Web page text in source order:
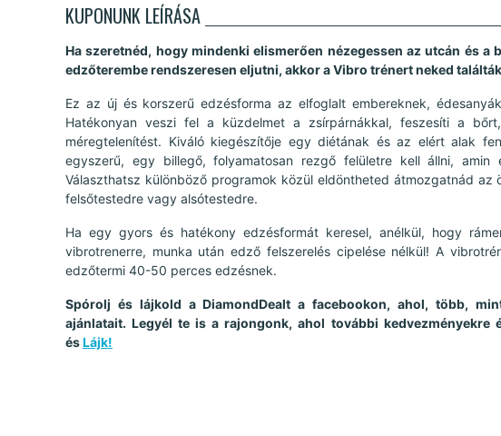
KUPONUNK LEÍRÁSA
Ha szeretnéd, hogy mindenki elismerően nézegessen az utcán és
edzőterembe rendszeresen eljutni, akkor a Vibro trénert neked
Ez az új és korszerű edzésforma az elfoglalt embereknek,
Hatékonyan veszi fel a küzdelmet a zsírpárnákkal, feszesíti a
méregtelenítést. Kiváló kiegészítője egy diétának és az elért alak
egyszerű, egy billegő, folyamatosan rezgő felületre kell állni, amin
Választhatsz különböző programok közül eldöntheted átmozgatnád
felsőtestedre vagy alsótestedre.
Ha egy gyors és hatékony edzésformát keresel, anélkül, hogy
vibrotrenerre, munka után edző felszerelés cipelése nélkül! A
edzőtermi 40-50 perces edzésnek.
Spórolj és lájkold a DiamondDealt a facebookon, ahol, több,
ajánlatait. Legyél te is a rajongonk, ahol további kedvezményekre
ésLájk!